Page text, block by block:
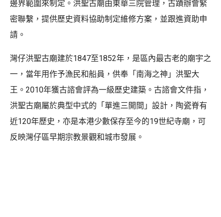
邊界範圍來制定。洪聖古廟由東華三院管理，古蹟辦會緊
密聯繫，提供歷史資料協助制定維修方案，並跟進資助申
請。
灣仔洪聖古廟建於1847至1852年，是區內最古老的廟宇之
一，當年用作予漁民和船員，供奉「南海之神」洪聖大
王。2010年獲古諮會評為一級歷史建築。古諮會文件指，
洪聖古廟屬於典型中式的「單進三開間」設計，陶瓷脊有
近120年歷史，亦是本港少數保存至今的19世紀寺廟，可
反映灣仔區早期宗教景觀和城市發展。